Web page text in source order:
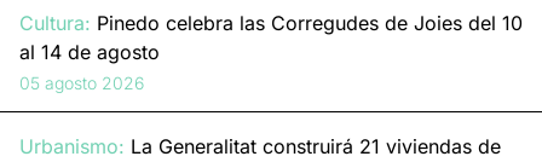
Cultura: Pinedo celebra las Corregudes de Joies del 10
al 14 de agosto
05 agosto 2026
Urbanismo: La Generalitat construirá 21 viviendas de